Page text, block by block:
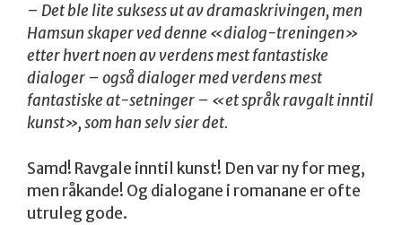
– Det ble lite suksess ut av dramaskrivingen, men
Hamsun skaper ved denne «dialog-treningen»
etter hvert noen av verdens mest fantastiske
dialoger – også dialoger med verdens mest
fantastiske at-setninger – «et språk ravgalt inntil
kunst», som han selv sier det.
Samd! Ravgale inntil kunst! Den var ny for meg,
men råkande! Og dialogane i romanane er ofte
utruleg gode.